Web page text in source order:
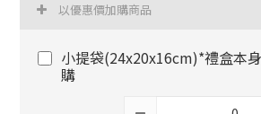
以優惠價加購商品
小提袋(24x20x16cm)*禮盒本
購